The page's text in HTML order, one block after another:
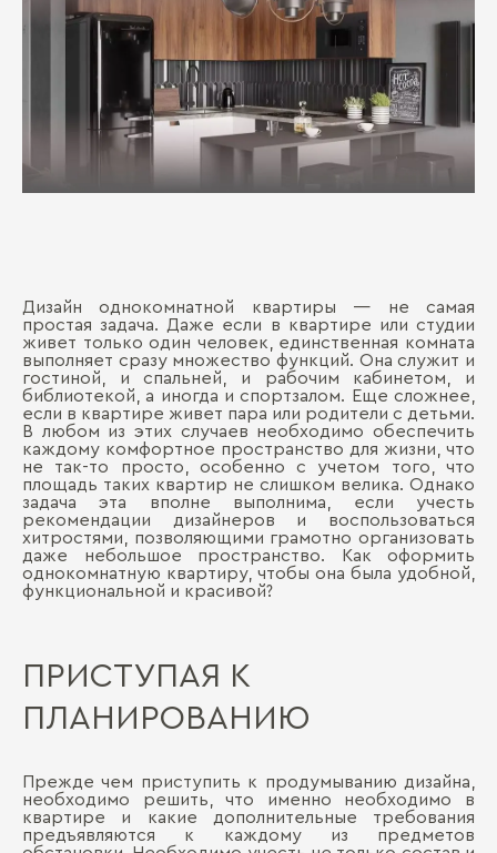
Дизайн однокомнатной квартиры ― не самая
простая задача. Даже если в квартире или студии
живет только один человек, единственная комната
выполняет сразу множество функций. Она служит и
гостиной, и спальней, и рабочим кабинетом, и
библиотекой, а иногда и спортзалом. Еще сложнее,
если в квартире живет пара или родители с детьми.
В любом из этих случаев необходимо обеспечить
каждому комфортное пространство для жизни, что
не так-то просто, особенно с учетом того, что
площадь таких квартир не слишком велика. Однако
задача эта вполне выполнима, если учесть
рекомендации дизайнеров и воспользоваться
хитростями, позволяющими грамотно организовать
даже небольшое пространство. Как оформить
однокомнатную квартиру, чтобы она была удобной,
функциональной и красивой?
ПРИСТУПАЯ К
ПЛАНИРОВАНИЮ
Прежде чем приступить к продумыванию дизайна,
необходимо решить, что именно необходимо в
квартире и какие дополнительные требования
предъявляются к каждому из предметов